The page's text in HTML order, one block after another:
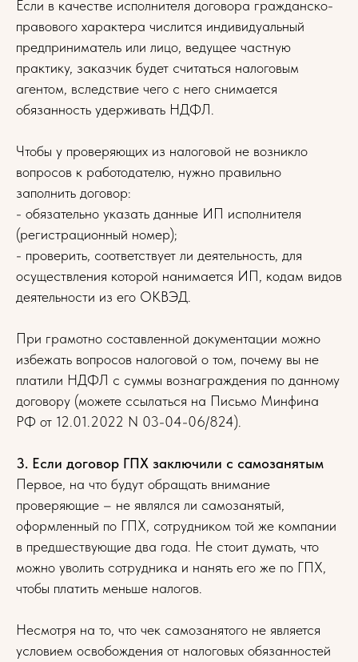
Если в качестве исполнителя договора гражданско-
правового характера числится индивидуальный
предприниматель или лицо, ведущее частную
практику, заказчик будет считаться налоговым
агентом, вследствие чего с него снимается
обязанность удерживать НДФЛ.
Чтобы у проверяющих из налоговой не возникло
вопросов к работодателю, нужно правильно
заполнить договор:
- обязательно указать данные ИП исполнителя
(регистрационный номер);
- проверить, соответствует ли деятельность, для
осуществления которой нанимается ИП, кодам видов
деятельности из его ОКВЭД.
При грамотно составленной документации можно
избежать вопросов налоговой о том, почему вы не
платили НДФЛ с суммы вознаграждения по данному
договору (можете ссылаться на Письмо Минфина
РФ от 12.01.2022 N 03-04-06/824).
3. Если договор ГПХ заключили с самозанятым
Первое, на что будут обращать внимание
проверяющие – не являлся ли самозанятый,
оформленный по ГПХ, сотрудником той же компании
в предшествующие два года. Не стоит думать, что
можно уволить сотрудника и нанять его же по ГПХ,
чтобы платить меньше налогов.
Несмотря на то, что чек самозанятого не является
условием освобождения от налоговых обязанностей